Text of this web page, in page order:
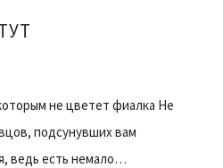
не цветет фиалка Не
подсунувших вам
ведь есть немало…